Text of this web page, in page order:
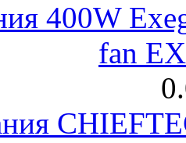
400W
fan